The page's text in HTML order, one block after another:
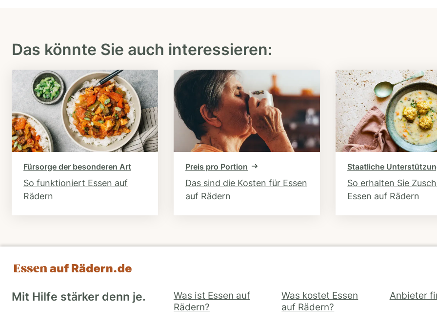
Das könnte Sie auch interessieren:
Fürsorge der besonderen Art
So funktioniert Essen auf
Rädern
Preis pro Portion
Das sind die Kosten für Essen
auf Rädern
Staatliche
So erhalten Sie
Essen auf Rädern
Mit Hilfe stärker denn je.
Was ist Essen auf
Rädern?
Was kostet Essen
auf Rädern?
Anbieter